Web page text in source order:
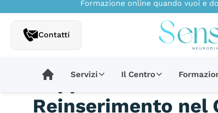
Formazione online quando vuoi e
Contatti
Servizi Il Centro
Tutti gli articoli
Supporto alle
Reinserimento nel